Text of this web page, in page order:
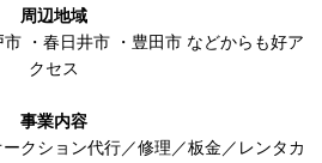
周辺地域
市 ・ 春日井市 ・ 豊田市 などからも好ア
クセス
事業内容
クション代行／修理／板金／レンタカ